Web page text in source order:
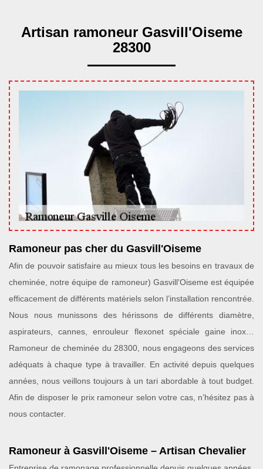
Artisan ramoneur Gasvill'Oiseme
28300
Ramoneur pas cher du Gasvill'Oiseme
Afin de pouvoir satisfaire au mieux tous les besoins en travaux de
cheminée, notre équipe de ramoneur) Gasvill'Oiseme est équipée
efficacement de différents matériels selon l’installation rencontrée.
Nous nous munissons des hérissons de différents diamètre,
aspirateurs, cannes, enrouleur flexonet spéciale gaine inox…
Ramoneur de cheminée du 28300, nous engageons des services
adéquats à chaque type à travailler. En activité depuis quelques
années, nous veillons toujours à un tari abordable à tout budget.
Afin de disposer le prix ramoneur selon votre cas, n’hésitez pas à
nous contacter.
Ramoneur à Gasvill'Oiseme – Artisan Chevalier